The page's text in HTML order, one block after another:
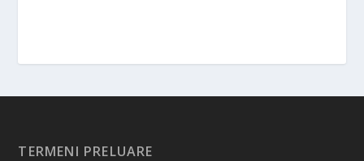
TERMENI PRELUARE